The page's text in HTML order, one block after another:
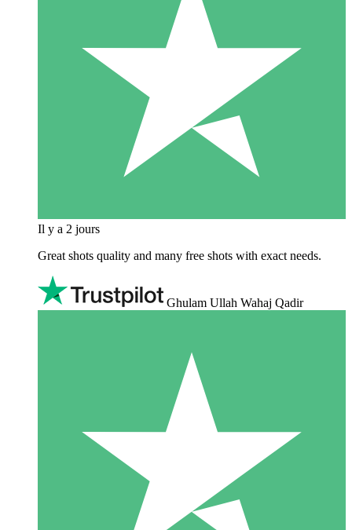
Il y a 2 jours
Great shots quality and many free shots with exact needs.
Ghulam Ullah Wahaj Qadir